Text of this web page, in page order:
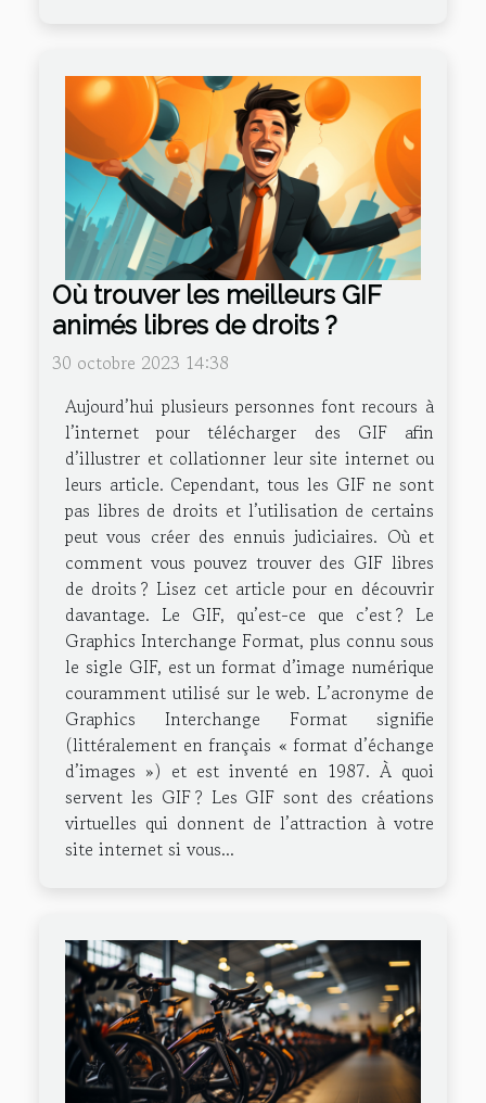
Où trouver les meilleurs GIF
animés libres de droits ?
30 octobre 2023 14:38
Aujourd’hui plusieurs personnes font recours à
l’internet pour télécharger des GIF afin
d’illustrer et collationner leur site internet ou
leurs article. Cependant, tous les GIF ne sont
pas libres de droits et l’utilisation de certains
peut vous créer des ennuis judiciaires. Où et
comment vous pouvez trouver des GIF libres
de droits ? Lisez cet article pour en découvrir
davantage. Le GIF, qu’est-ce que c’est ? Le
Graphics Interchange Format, plus connu sous
le sigle GIF, est un format d’image numérique
couramment utilisé sur le web. L’acronyme de
Graphics Interchange Format signifie
(littéralement en français « format d’échange
d’images ») et est inventé en 1987. À quoi
servent les GIF ? Les GIF sont des créations
virtuelles qui donnent de l’attraction à votre
site internet si vous...